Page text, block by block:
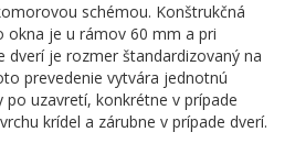
schémou. Konštrukčná
okna je u rámov 60 mm a pri
dverí je rozmer štandardizovaný na
prevedenie vytvára jednotnú
uzavretí, konkrétne v prípade
krídel a zárubne v prípade dverí.